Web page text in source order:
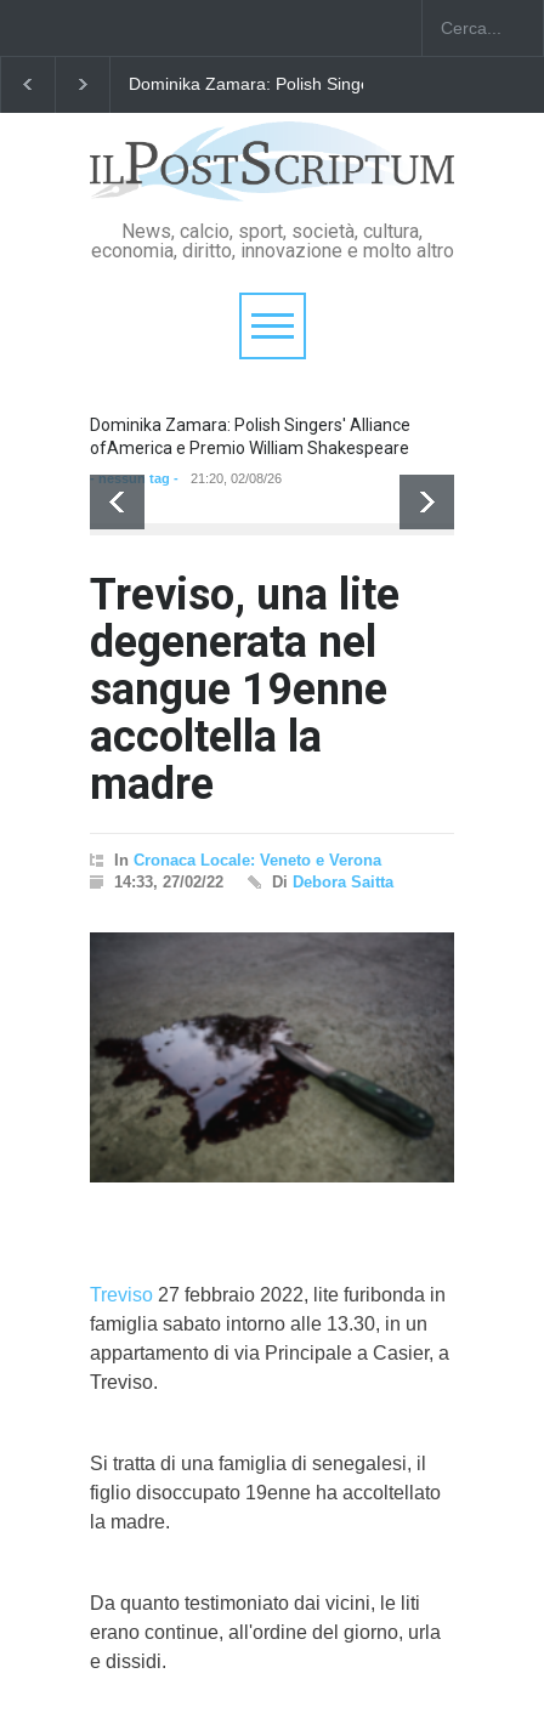
Dominika Zamara: Polish Singers' Alliance ofAmerica
News, calcio, sport, società, cultura,
economia, diritto, innovazione e molto altro
Dominika Zamara: Polish Singers' Alliance
ofAmerica e Premio William Shakespeare
- nessun tag - 21:20, 02/08/26
Treviso, una lite
degenerata nel
sangue 19enne
accoltella la
madre
In Cronaca Locale: Veneto e Verona
14:33, 27/02/22
Di Debora Saitta
Treviso 27 febbraio 2022, lite furibonda in
famiglia sabato intorno alle 13.30, in un
appartamento di via Principale a Casier, a
Treviso.
Si tratta di una famiglia di senegalesi, il
figlio disoccupato 19enne ha accoltellato
la madre.
Da quanto testimoniato dai vicini, le liti
erano continue, all'ordine del giorno, urla
e dissidi.